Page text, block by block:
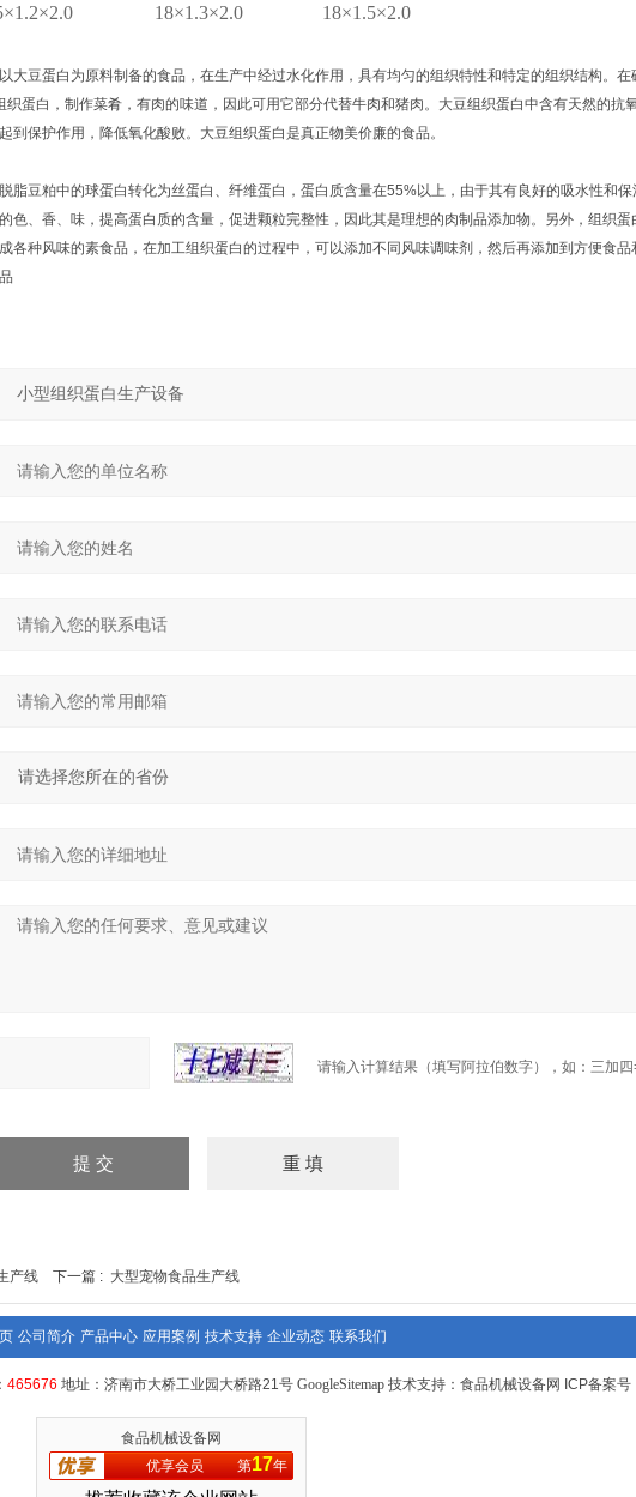
18×1.3×2.0 18×1.5×2.0
豆蛋白为原料制备的食品，在生产中经过水化作用，具有均匀的组织特性和特定的组织结构。在
蛋白，制作菜肴，有肉的味道，因此可用它部分代替牛肉和猪肉。大豆组织蛋白中含有天然的抗
到保护作用，降低氧化酸败。大豆组织蛋白是真正物美价廉的食品。
豆粕中的球蛋白转化为丝蛋白、纤维蛋白，蛋白质含量在55%以上，由于其有良好的吸水性和保
色、香、味，提高蛋白质的含量，促进颗粒完整性，因此其是理想的肉制品添加物。另外，组织蛋
各种风味的素食品，在加工组织蛋白的过程中，可以添加不同风味调味剂，然后再添加到方便食品
请输入计算结果（填写阿拉伯数字），如：三加四
产线 下一篇 : 大型宠物食品生产线
公司简介 产品中心 应用案例 技术支持 企业动态 联系我们
465676 地址：济南市大桥工业园大桥路21号 GoogleSitemap技术支持：食品机械设备网 ICP备案号
食品机械设备网
优享会员
第17年